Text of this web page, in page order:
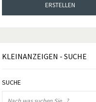
ERSTELLEN
KLEINANZEIGEN - SUCHE
SUCHE